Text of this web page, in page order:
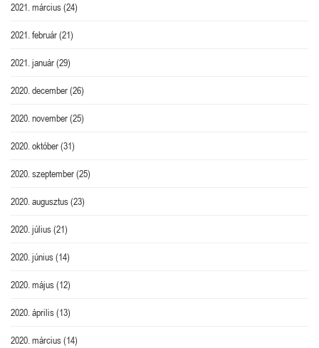
2021. március(24)
2021. február(21)
2021. január(29)
2020. december(26)
2020. november(25)
2020. október(31)
2020. szeptember(25)
2020. augusztus(23)
2020. július(21)
2020. június(14)
2020. május(12)
2020. április(13)
2020. március(14)